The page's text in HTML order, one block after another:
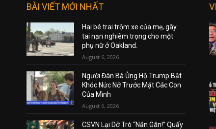
BÀI VIẾT MỚI NHẤT
Hai bé trai trộm xe của mẹ, gây
tai nạn nghiêm trọng cho một
phụ nữ ở Oakland.
August 6, 2026
Người Đàn Bà Ủng Hộ Trump Bật
Khóc Nức Nở Trước Mặt Các Con
Của Mình
August 6, 2026
CSVN Lại Dở Trò “Nắn Gân!” Quấy